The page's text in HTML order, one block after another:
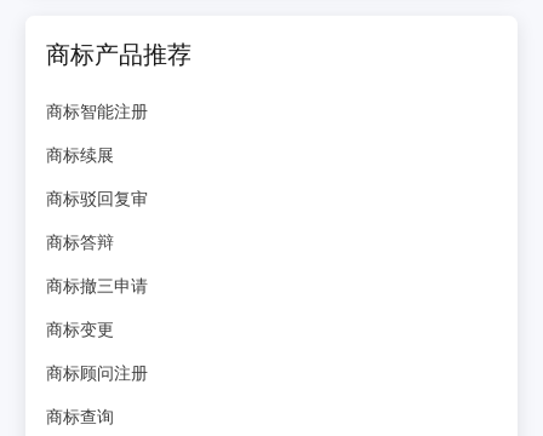
商标产品推荐
商标智能注册
商标续展
商标驳回复审
商标答辩
商标撤三申请
商标变更
商标顾问注册
商标查询